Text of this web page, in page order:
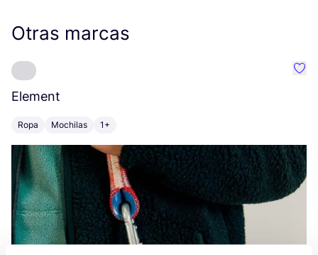
Otras marcas
Element
Ropa Mochilas 1+